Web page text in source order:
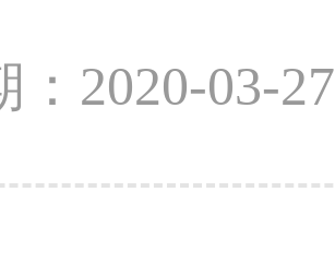
：2020-03-27